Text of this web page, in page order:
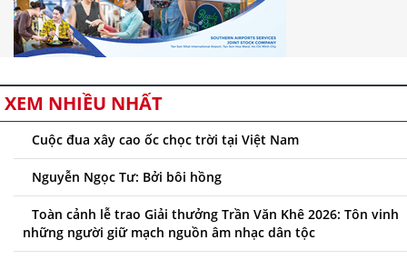
XEM NHIỀU NHẤT
Cuộc đua xây cao ốc chọc trời tại Việt Nam
Nguyễn Ngọc Tư: Bởi bôi hồng
Toàn cảnh lễ trao Giải thưởng Trần Văn Khê 2026: Tôn vinh
những người giữ mạch nguồn âm nhạc dân tộc